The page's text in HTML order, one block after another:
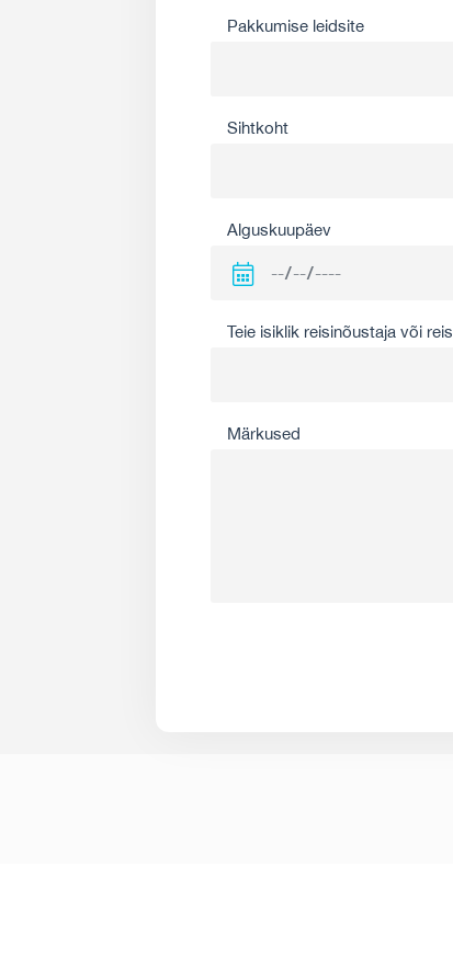
Pakkumise leidsite
Sihtkoht
Alguskuupäev
Teie isiklik reisinõustaja või
Märkused